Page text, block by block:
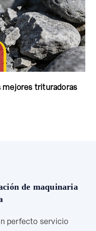
mejores trituradoras
de maquinaria
perfecto servicio